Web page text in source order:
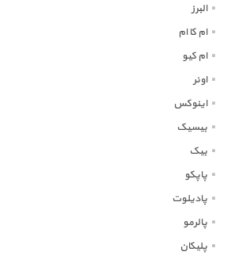
البرز
ام کا ام
ام کیو
اونر
اینوکس
بیسیک
بیک
پاپکو
پادیلوت
پالرمو
پلیکان